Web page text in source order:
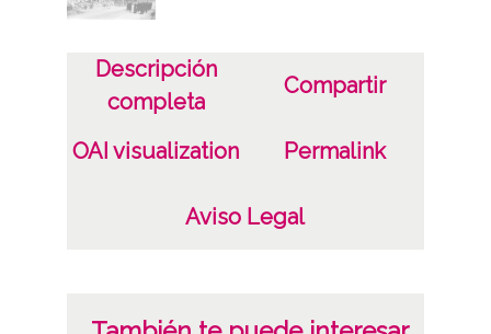
Papel
Estado de conservación
Descripción
completa
Compartir
OAI visualization Permalink
Aviso Legal